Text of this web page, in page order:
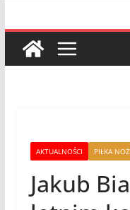
AKTUALNOŚCI PIŁKA
Jakub